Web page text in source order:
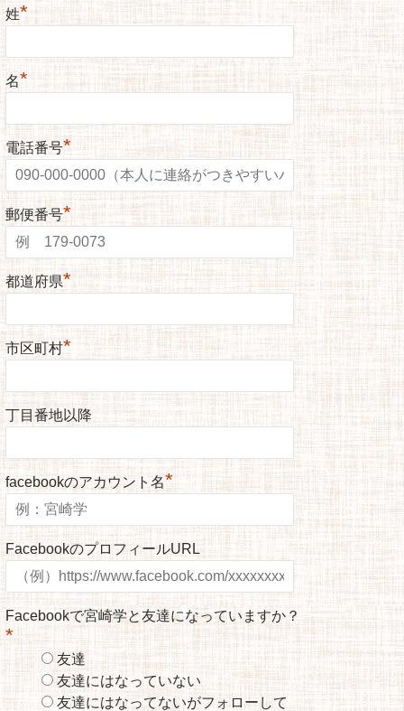
姓*
名*
電話番号*
郵便番号*
都道府県*
市区町村*
丁目番地以降
facebookのアカウント名*
FacebookのプロフィールURL
Facebookで宮崎学と友達になっていますか？
*
友達
友達にはなっていない
友達にはなってないがフォローして